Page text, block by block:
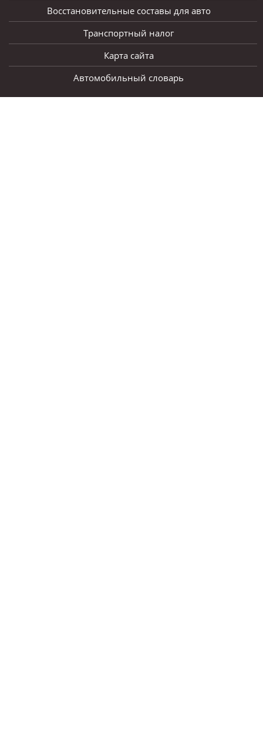
Восстановительные составы для авто
Транспортный налог
Карта сайта
Автомобильный словарь